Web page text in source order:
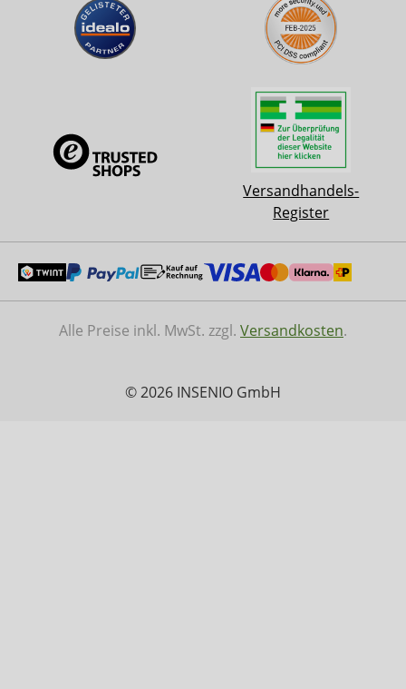
Versandhandels-
Register
Alle Preise inkl. MwSt. zzgl. Versandkosten.
© 2026 INSENIO GmbH